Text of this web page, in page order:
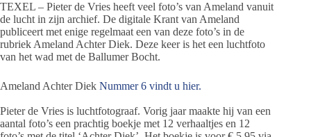
TEXEL – Pieter de Vries heeft veel foto’s van Ameland vanuit
de lucht in zijn archief. De digitale Krant van Ameland
publiceert met enige regelmaat een van deze foto’s in de
rubriek Ameland Achter Diek. Deze keer is het een luchtfoto
van het wad met de Ballumer Bocht.
Ameland Achter Diek Nummer 6 vindt u hier.
Pieter de Vries is luchtfotograaf. Vorig jaar maakte hij van een
aantal foto’s een prachtig boekje met 12 verhaaltjes en 12